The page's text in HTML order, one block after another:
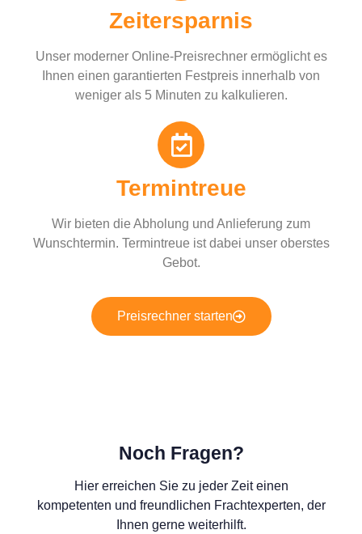
Zeitersparnis
Unser moderner Online-Preisrechner ermöglicht es
Ihnen einen garantierten Festpreis innerhalb von
weniger als 5 Minuten zu kalkulieren.
Termintreue
Wir bieten die Abholung und Anlieferung zum
Wunschtermin. Termintreue ist dabei unser oberstes
Gebot.
Preisrechner starten
Noch Fragen?
Hier erreichen Sie zu jeder Zeit einen
kompetenten und freundlichen Frachtexperten, der
Ihnen gerne weiterhilft.